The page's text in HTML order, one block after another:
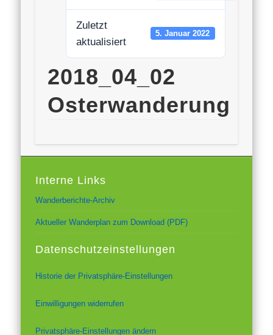
Zuletzt
aktualisiert
5. Januar 2022
2018_04_02
Osterwanderung
Interne Links
Wanderberichte-Archiv
Aktueller Wanderplan zum Download (PDF)
Datenschutzeinstellungen
Historie der Privatsphäre-Einstellungen
Einwilligungen widerrufen
Privatsphäre-Einstellungen ändern